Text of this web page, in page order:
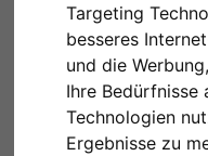
Targeting
besseres
und die
Ihre Bedürfnisse
Technologien
Ergebnisse zu